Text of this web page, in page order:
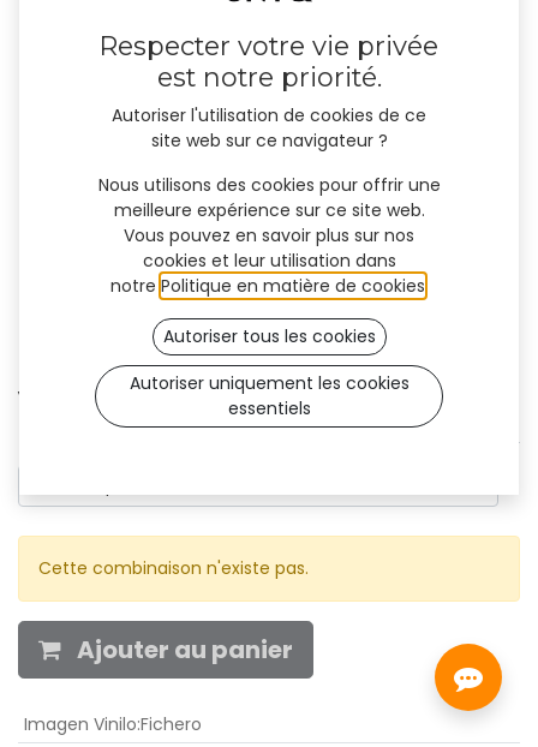
Vinyle
Cette combinaison n'existe pas.
Ajouter au panier
Imagen Vinilo:Fichero
Respecter votre vie privée
est notre priorité.
Autoriser l'utilisation de cookies de ce
site web sur ce navigateur ?
Nous utilisons des cookies pour offrir une
meilleure expérience sur ce site web.
Vous pouvez en savoir plus sur nos
cookies et leur utilisation dans
notre Politique en matière de cookies
Autoriser tous les cookies
Autoriser uniquement les cookies
essentiels